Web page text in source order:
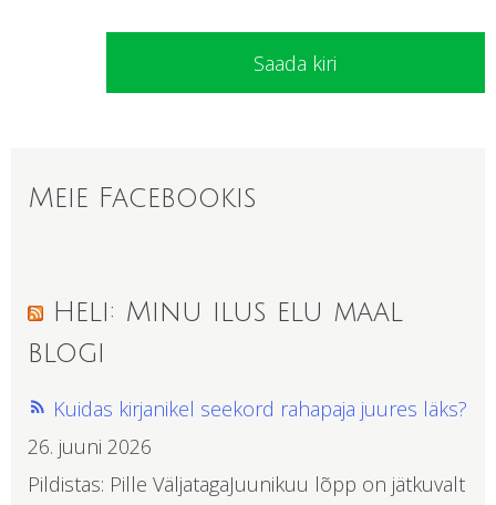
Meie Facebookis
Heli: Minu ilus elu maal
blogi
Kuidas kirjanikel seekord rahapaja juures läks?
26. juuni 2026
Pildistas: Pille VäljatagaJuunikuu lõpp on jätkuvalt